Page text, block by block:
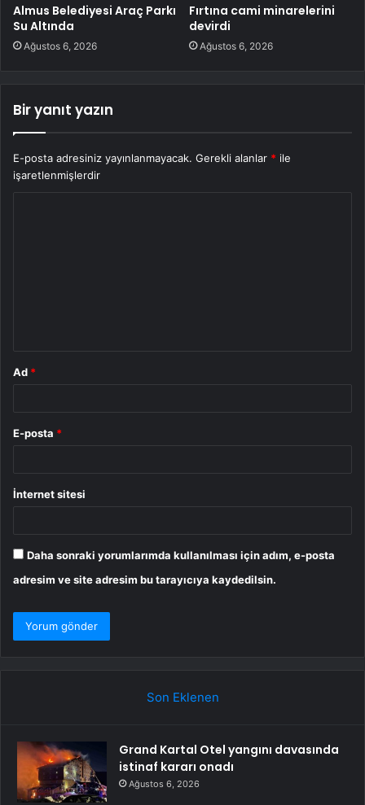
Almus Belediyesi Araç Parkı
Su Altında
Ağustos 6, 2026
Fırtına cami minarelerini
devirdi
Ağustos 6, 2026
Bir yanıt yazın
E-posta adresiniz yayınlanmayacak. Gerekli alanlar * ile
işaretlenmişlerdir
Ad *
E-posta *
İnternet sitesi
Daha sonraki yorumlarımda kullanılması için adım, e-posta
adresim ve site adresim bu tarayıcıya kaydedilsin.
Son Eklenen
Grand Kartal Otel yangını davasında
istinaf kararı onadı
Ağustos 6, 2026